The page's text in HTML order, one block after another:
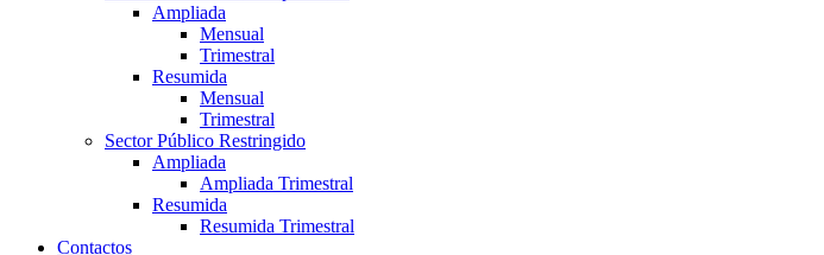
Ampliada
Mensual
Trimestral
Resumida
Mensual
Trimestral
Sector Público Restringido
Ampliada
Ampliada Trimestral
Resumida
Resumida Trimestral
Contactos